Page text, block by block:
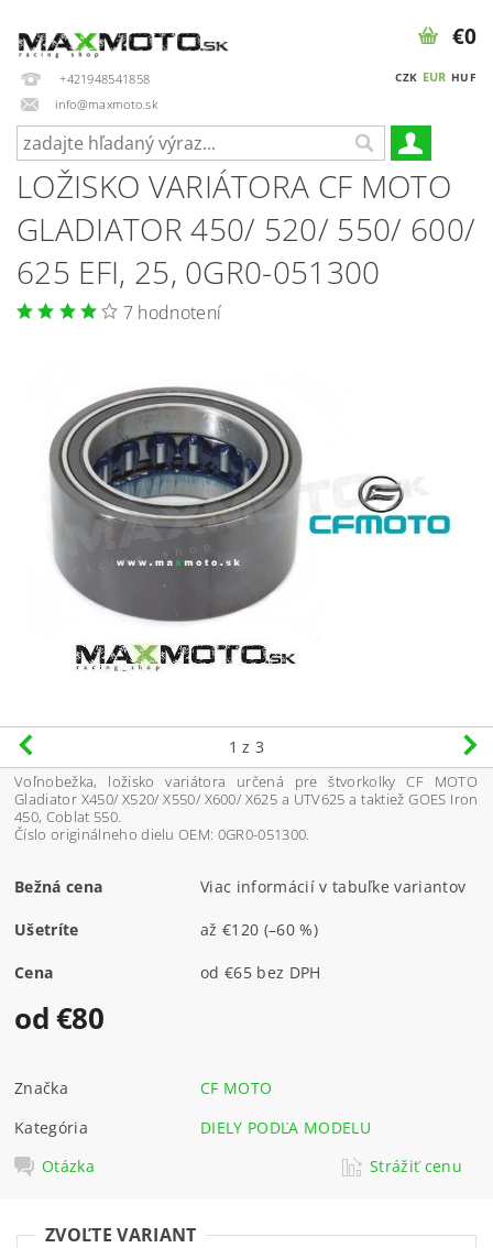
+421948541858
info@maxmoto.sk
CZK EUR HUF
€0
LOŽISKO VARIÁTORA CF MOTO
GLADIATOR 450/ 520/ 550/ 600/
625 EFI, 25, 0GR0-051300
7 hodnotení
1 z 3
Voľnobežka, ložisko variátora určená pre štvorkolky CF MOTO
Gladiator X450/ X520/ X550/ X600/ X625 a UTV625 a taktiež GOES Iron
450, Coblat 550.
Číslo originálneho dielu OEM: 0GR0-051300.
Bežná cena Viac informácií v tabuľke variantov
Ušetríte až€120 (–60 %)
Cena od €65 bez DPH
od €80
Značka
CF MOTO
Kategória
DIELY PODĽA MODELU
Otázka
Strážiť cenu
ZVOĽTE VARIANT